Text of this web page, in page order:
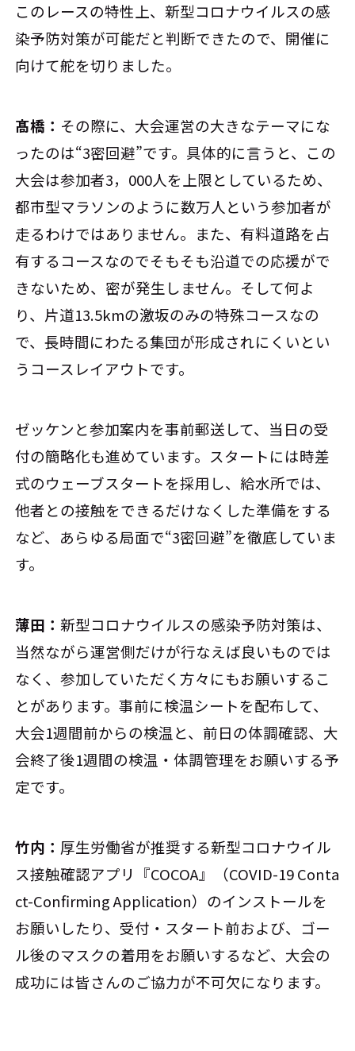
このレースの特性上、新型コロナウイルスの感
染予防対策が可能だと判断できたので、開催に
向けて舵を切りました。
髙橋： その際に、大会運営の大きなテーマにな
ったのは“3密回避”です。具体的に言うと、この
大会は参加者3，000人を上限としているため、
都市型マラソンのように数万人という参加者が
走るわけではありません。また、有料道路を占
有するコースなのでそもそも沿道での応援がで
きないため、密が発生しません。そして何よ
り、片道13.5kmの激坂のみの特殊コースなの
で、長時間にわたる集団が形成されにくいとい
うコースレイアウトです。
ゼッケンと参加案内を事前郵送して、当日の受
付の簡略化も進めています。スタートには時差
式のウェーブスタートを採用し、給水所では、
他者との接触をできるだけなくした準備をする
など、あらゆる局面で“3密回避”を徹底していま
す。
薄田： 新型コロナウイルスの感染予防対策は、
当然ながら運営側だけが行なえば良いものでは
なく、参加していただく方々にもお願いするこ
とがあります。事前に検温シートを配布して、
大会1週間前からの検温と、前日の体調確認、大
会終了後1週間の検温・体調管理をお願いする予
定です。
竹内： 厚生労働省が推奨する新型コロナウイル
ス接触確認アプリ『COCOA』（COVID-19 Conta
ct-Confirming Application）のインストールを
お願いしたり、受付・スタート前および、ゴー
ル後のマスクの着用をお願いするなど、大会の
成功には皆さんのご協力が不可欠になります。